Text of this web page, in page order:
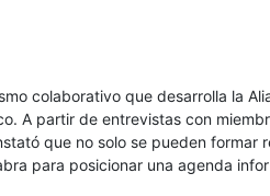
colaborativo que desarrolla la
A partir de entrevistas con
que no solo se pueden
para posicionar una agenda